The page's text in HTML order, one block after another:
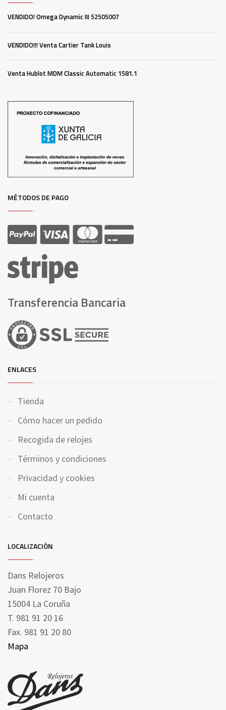
VENDIDO! Omega Dynamic III 52505007
VENDIDO!!! Venta Cartier Tank Louis
Venta Hublot MDM Classic Automatic 1581.1
MÉTODOS DE PAGO
Transferencia Bancaria
ENLACES
Tienda
Cómo hacer un pedido
Recogida de relojes
Términos y condiciones
Privacidad y cookies
Mi cuenta
Contacto
LOCALIZACIÓN
Dans Relojeros
Juan Florez 70 Bajo
15004 La Coruña
T. 981 91 20 16
Fax. 981 91 20 80
Mapa